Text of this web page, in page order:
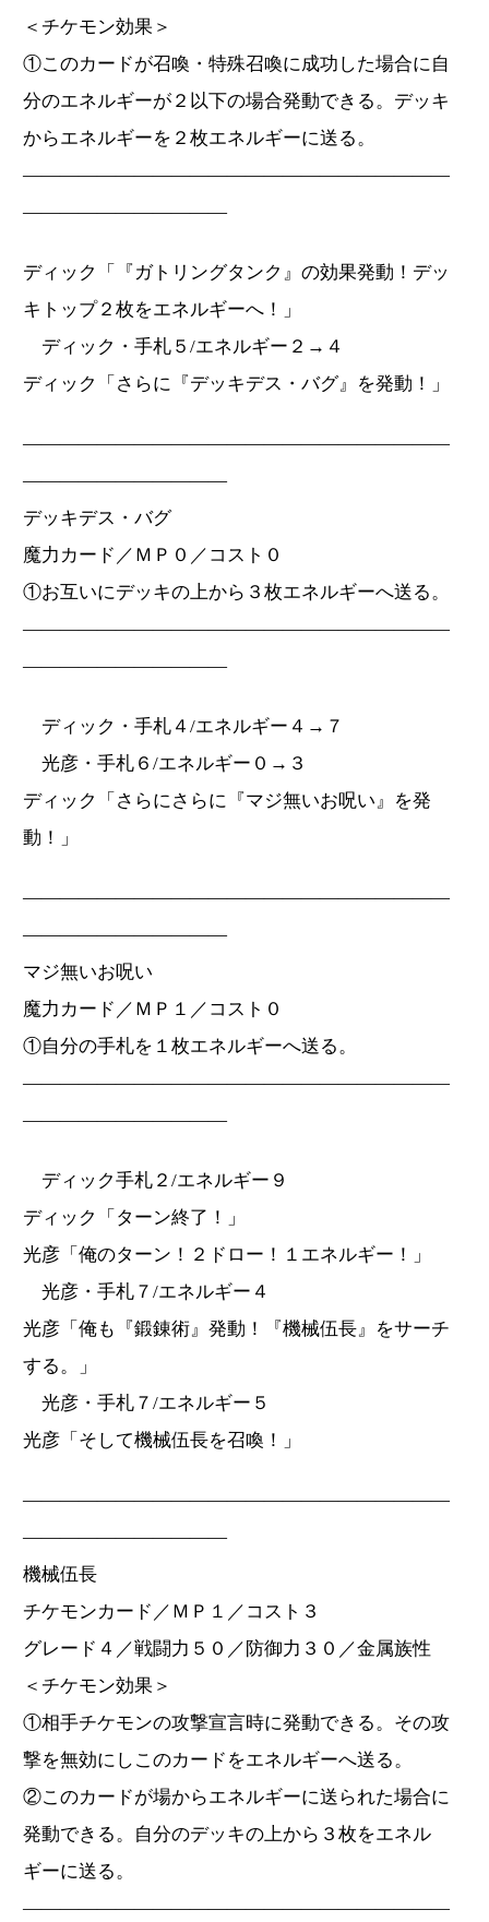
＜チケモン効果＞
①このカードが召喚・特殊召喚に成功した場合に自
分のエネルギーが２以下の場合発動できる。デッキ
からエネルギーを２枚エネルギーに送る。
―――――――――――――――――――――――
―――――――――――
ディック「『ガトリングタンク』の効果発動！デッ
キトップ２枚をエネルギーへ！」
ディック・手札５/エネルギー２→４
ディック「さらに『デッキデス・バグ』を発動！」
―――――――――――――――――――――――
―――――――――――
デッキデス・バグ
魔力カード／ＭＰ０／コスト０
①お互いにデッキの上から３枚エネルギーへ送る。
―――――――――――――――――――――――
―――――――――――
ディック・手札４/エネルギー４→７
光彦・手札６/エネルギー０→３
ディック「さらにさらに『マジ無いお呪い』を発
動！」
―――――――――――――――――――――――
―――――――――――
マジ無いお呪い
魔力カード／ＭＰ１／コスト０
①自分の手札を１枚エネルギーへ送る。
―――――――――――――――――――――――
―――――――――――
ディック手札２/エネルギー９
ディック「ターン終了！」
光彦「俺のターン！２ドロー！１エネルギー！」
光彦・手札７/エネルギー４
光彦「俺も『鍛錬術』発動！『機械伍長』をサーチ
する。」
光彦・手札７/エネルギー５
光彦「そして機械伍長を召喚！」
―――――――――――――――――――――――
―――――――――――
機械伍長
チケモンカード／ＭＰ１／コスト３
グレード４／戦闘力５０／防御力３０／金属族性
＜チケモン効果＞
①相手チケモンの攻撃宣言時に発動できる。その攻
撃を無効にしこのカードをエネルギーへ送る。
②このカードが場からエネルギーに送られた場合に
発動できる。自分のデッキの上から３枚をエネル
ギーに送る。
―――――――――――――――――――――――